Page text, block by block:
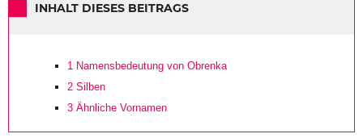
INHALT DIESES BEITRAGS
1 Namensbedeutung von Obrenka
2 Silben
3 Ähnliche Vornamen